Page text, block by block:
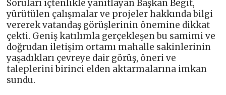
Soruları içtenlikle yanıtlayan Başkan Begit,
yürütülen çalışmalar ve projeler hakkında bilgi
vererek vatandaş görüşlerinin önemine dikkat
çekti. Geniş katılımla gerçekleşen bu samimi ve
doğrudan iletişim ortamı mahalle sakinlerinin
yaşadıkları çevreye dair görüş, öneri ve
taleplerini birinci elden aktarmalarına imkan
sundu.